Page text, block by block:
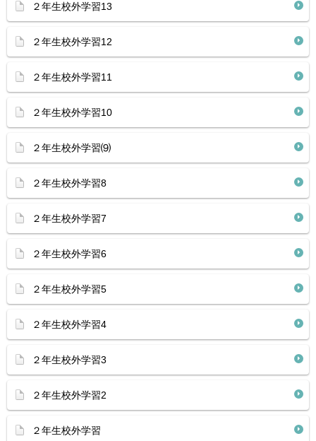
２年生校外学習13
２年生校外学習12
２年生校外学習11
２年生校外学習10
２年生校外学習⑼
２年生校外学習8
２年生校外学習7
２年生校外学習6
２年生校外学習5
２年生校外学習4
２年生校外学習3
２年生校外学習2
２年生校外学習